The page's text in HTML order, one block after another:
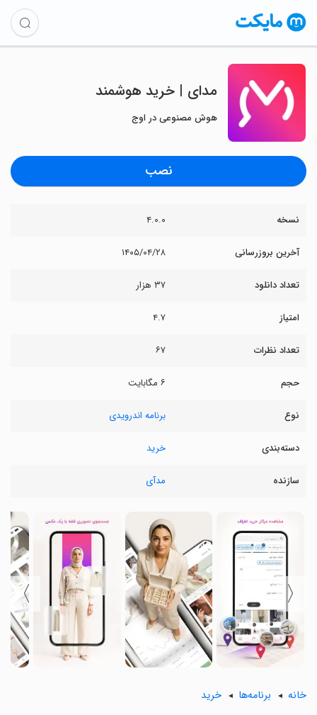
‏‏مدای | خرید هوشمند
هوش مصنوعی در اوج
نصب
نسخه ۴.۰.۰
آخرین بروزرسانی ۱۴۰۵/۰۴/۲۸
تعداد دانلود ۳۷ هزار
امتیاز ۴.۷
تعداد نظرات ۶۷
حجم ۶ مگابایت
نوع برنامه اندرویدی
دسته‌بندی خرید
سازنده مدآی
〈
〉
خانه برنامه‌ها خرید